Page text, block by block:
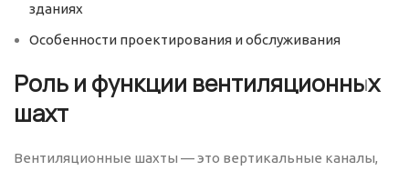
зданиях
Особенности проектирования и обслуживания
Роль и функции вентиляционных
шахт
Вентиляционные шахты — это вертикальные каналы,